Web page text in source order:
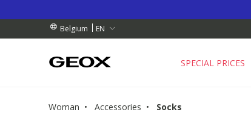
Belgium
EN
OVER 99.00 €
COLLECTION POINT.
OVER 99.00 €
SPECIAL PRICES
Woman Accessories Socks